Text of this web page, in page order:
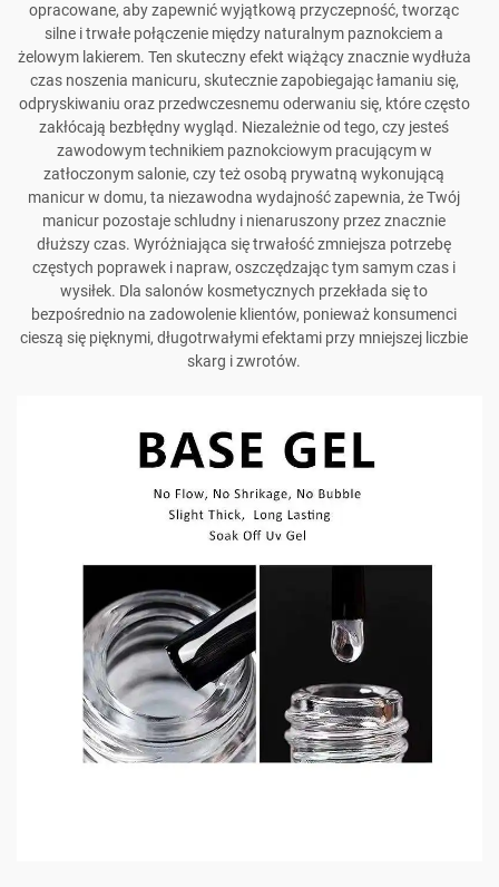
opracowane, aby zapewnić wyjątkową przyczepność, tworząc
silne i trwałe połączenie między naturalnym paznokciem a
żelowym lakierem. Ten skuteczny efekt wiążący znacznie wydłuża
czas noszenia manicuru, skutecznie zapobiegając łamaniu się,
odpryskiwaniu oraz przedwczesnemu oderwaniu się, które często
zakłócają bezbłędny wygląd. Niezależnie od tego, czy jesteś
zawodowym technikiem paznokciowym pracującym w
zatłoczonym salonie, czy też osobą prywatną wykonującą
manicur w domu, ta niezawodna wydajność zapewnia, że Twój
manicur pozostaje schludny i nienaruszony przez znacznie
dłuższy czas. Wyróżniająca się trwałość zmniejsza potrzebę
częstych poprawek i napraw, oszczędzając tym samym czas i
wysiłek. Dla salonów kosmetycznych przekłada się to
bezpośrednio na zadowolenie klientów, ponieważ konsumenci
cieszą się pięknymi, długotrwałymi efektami przy mniejszej liczbie
skarg i zwrotów.